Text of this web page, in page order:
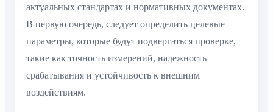
актуальных стандартах и нормативных документах.
В первую очередь, следует определить целевые
параметры, которые будут подвергаться проверке,
такие как точность измерений, надежность
срабатывания и устойчивость к внешним
воздействиям.